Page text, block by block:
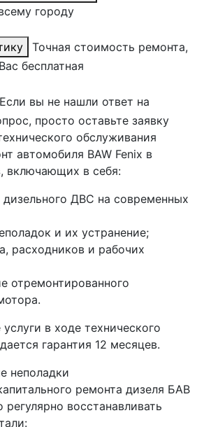
городу
Точная стоимость ремонта,
бесплатная
Если вы не нашли ответ на
просто оставьте заявку
обслуживания
автомобиля BAW Fenix в
включающих в себя:
дизельного ДВС на современных
и их устранение;
расходников и рабочих
отремонтированного
в ходе технического
гарантия 12 месяцев.
неполадки
ремонта дизеля БАВ
восстанавливать